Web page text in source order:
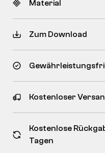
Material
Zum Download
Kostenloser
Kostenlose
Tagen